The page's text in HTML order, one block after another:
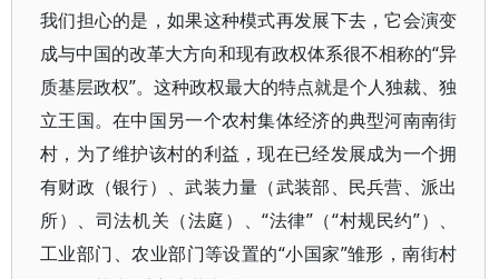
我们担心的是，如果这种模式再发展下去，它会演变
成与中国的改革大方向和现有政权体系很不相称的“异
质基层政权”。这种政权最大的特点就是个人独裁、独
立王国。在中国另一个农村集体经济的典型河南南街
村，为了维护该村的利益，现在已经发展成为一个拥
有财政（银行）、武装力量（武装部、民兵营、派出
所）、司法机关（法庭）、“法律”（“村规民约”）、
工业部门、农业部门等设置的“小国家”雏形，南街村